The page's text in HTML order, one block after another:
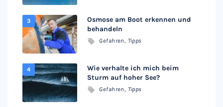
Osmose am Boot erkennen und
behandeln
Gefahren, Tipps
Wie verhalte ich mich beim
Sturm auf hoher See?
Gefahren, Tipps